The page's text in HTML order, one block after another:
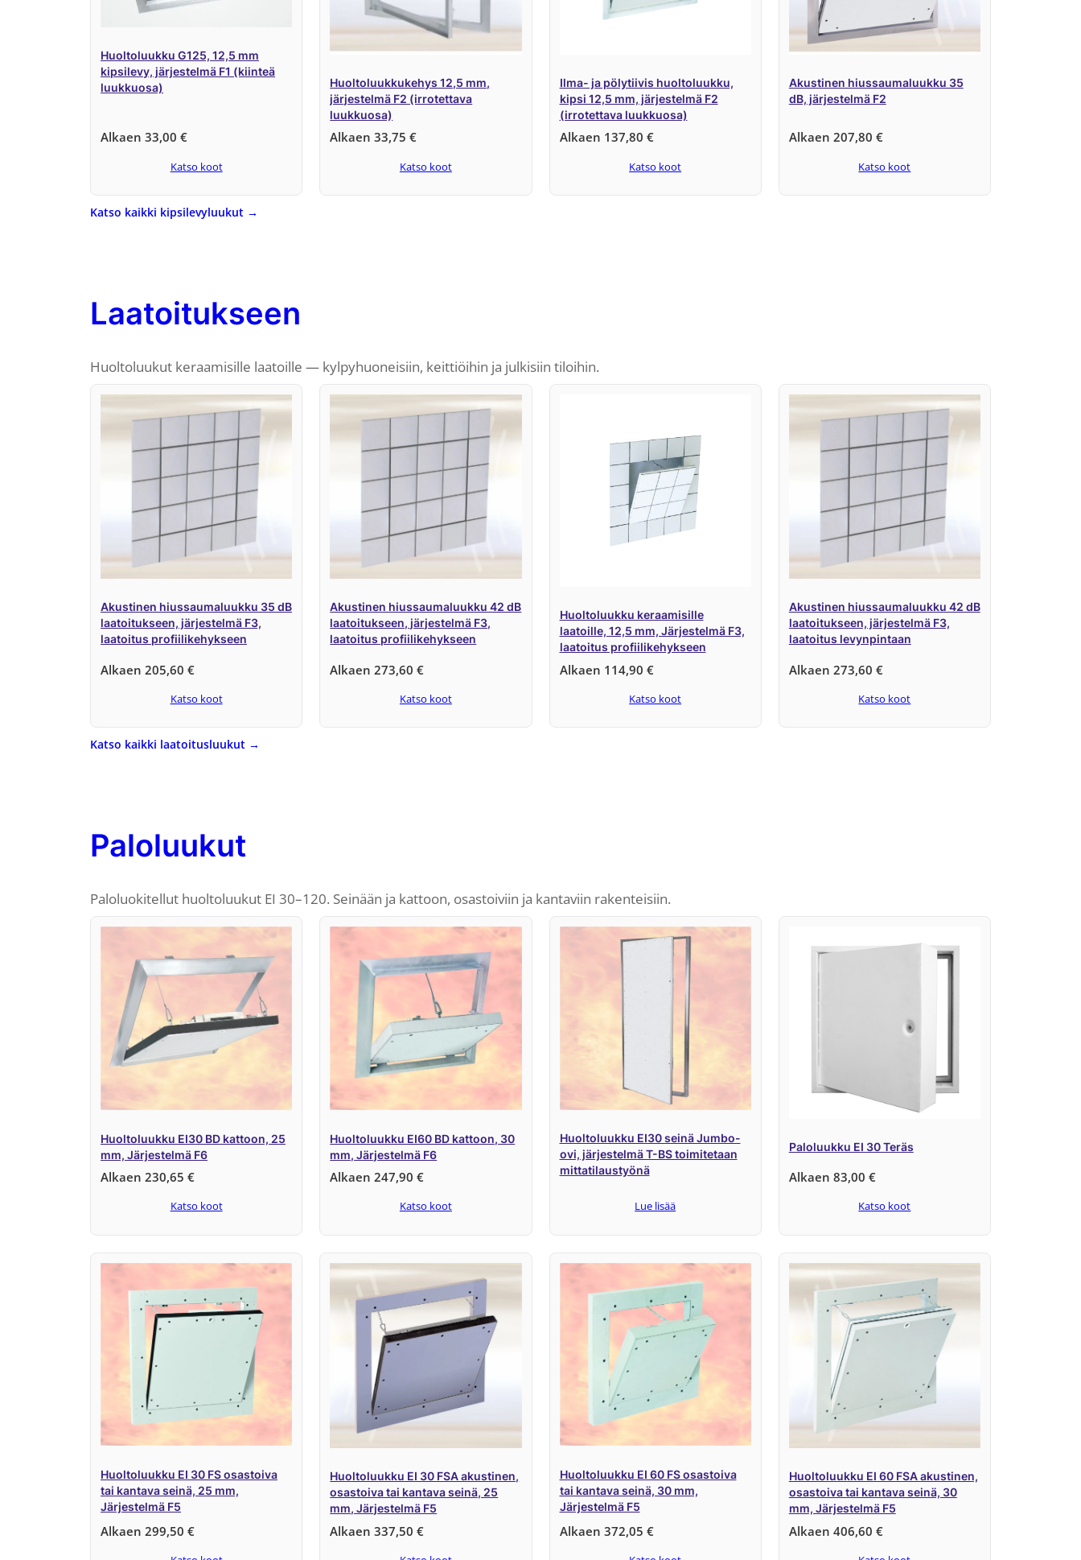
Huoltoluukku G125, 12,5 mm
kipsilevy, järjestelmä F1 (kiinteä
luukkuosa)
Alkaen 33,00 €
Katso koot
Huoltoluukkukehys 12,5 mm,
järjestelmä F2 (irrotettava
luukkuosa)
Alkaen33,75€
Katso koot
Ilma- ja pölytiivis huoltoluukku,
kipsi 12,5 mm, järjestelmä F2
(irrotettava luukkuosa)
Alkaen 137,80 €
Katso koot
Akustinen hiussaumaluukku 35
dB, järjestelmä F2
Alkaen 207,80 €
Katso koot
Katso kaikki kipsilevyluukut →
Laatoitukseen
Huoltoluukut keraamisille laatoille — kylpyhuoneisiin, keittiöihin ja julkisiin tiloihin.
Akustinen hiussaumaluukku 35 dB
laatoitukseen, järjestelmä F3,
laatoitus profiilikehykseen
Alkaen 205,60 €
Katso koot
Akustinen hiussaumaluukku 42 dB
laatoitukseen, järjestelmä F3,
laatoitus profiilikehykseen
Alkaen273,60€
Katso koot
Huoltoluukku keraamisille
laatoille, 12,5 mm, Järjestelmä F3,
laatoitus profiilikehykseen
Alkaen 114,90 €
Katso koot
Akustinen hiussaumaluukku 42 dB
laatoitukseen, järjestelmä F3,
laatoitus levynpintaan
Alkaen 273,60 €
Katso koot
Katso kaikki laatoitusluukut →
Paloluukut
Paloluokitellut huoltoluukut EI 30–120. Seinään ja kattoon, osastoiviin ja kantaviin rakenteisiin.
Huoltoluukku EI30 BD kattoon, 25
mm, Järjestelmä F6
Alkaen 230,65 €
Katso koot
Huoltoluukku EI60 BD kattoon, 30
mm, Järjestelmä F6
Alkaen247,90€
Katso koot
Huoltoluukku EI30 seinä Jumbo-
ovi, järjestelmä T-BS toimitetaan
mittatilaustyönä
Lue lisää
Paloluukku EI 30 Teräs
Alkaen 83,00 €
Katso koot
Huoltoluukku EI 30 FS osastoiva
tai kantava seinä, 25 mm,
Järjestelmä F5
Alkaen 299,50 €
Huoltoluukku EI 30 FSA akustinen,
osastoiva tai kantava seinä, 25
mm, Järjestelmä F5
Alkaen337,50€
Huoltoluukku EI 60 FS osastoiva
tai kantava seinä, 30 mm,
Järjestelmä F5
Alkaen 372,05 €
Huoltoluukku EI 60 FSA akustinen,
osastoiva tai kantava seinä, 30
mm, Järjestelmä F5
Alkaen 406,60 €